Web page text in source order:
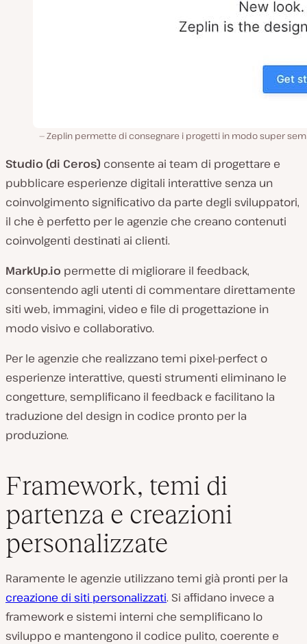
Zeplin permette di consegnare i progetti in modo super
Studio (di Ceros) consente ai team di progettare e
pubblicare esperienze digitali interattive senza un
coinvolgimento significativo da parte degli sviluppatori,
il che è perfetto per le agenzie che creano contenuti
coinvolgenti destinati ai clienti.
MarkUp.io permette di migliorare il feedback,
consentendo agli utenti di commentare direttamente
siti web, immagini, video e file di progettazione in
modo visivo e collaborativo.
Per le agenzie che realizzano temi pixel-perfect o
esperienze interattive, questi strumenti eliminano le
congetture, semplificano il feedback e facilitano la
traduzione del design in codice pronto per la
produzione.
Framework, temi di
partenza e creazioni
personalizzate
Raramente le agenzie utilizzano temi già pronti per la
creazione di siti personalizzati. Si affidano invece a
framework e sistemi interni che semplificano lo
sviluppo e mantengono il codice pulito, coerente e